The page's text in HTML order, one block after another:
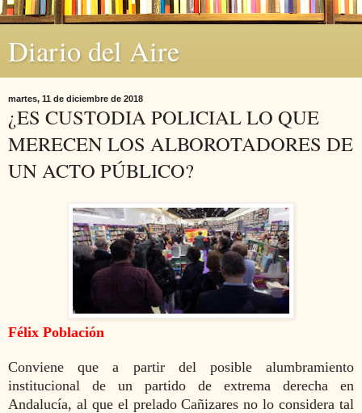
Diario del Aire
martes, 11 de diciembre de 2018
¿ES CUSTODIA POLICIAL LO QUE
MERECEN LOS ALBOROTADORES DE
UN ACTO PÚBLICO?
Félix Población
Conviene que a partir del posible alumbramiento
institucional de un partido de extrema derecha en
Andalucía, al que el prelado Cañizares no lo considera tal